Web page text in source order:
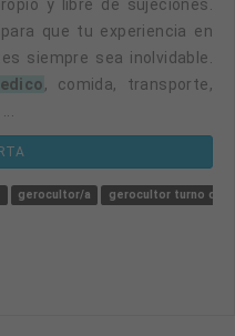
que tu experiencia en
siempre sea inolvidable.
, comida, transporte,
gerocultor/a gerocultor turno de